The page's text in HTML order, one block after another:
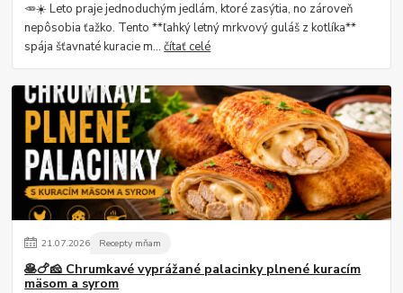
🥕☀️ Leto praje jednoduchým jedlám, ktoré zasýtia, no zároveň
nepôsobia ťažko. Tento **ľahký letný mrkvový guláš z kotlíka**
spája šťavnaté kuracie m...čítať celé
21.07.2026 Recepty mňam
🥞🍗🧀 Chrumkavé vyprážané palacinky plnené kuracím
mäsom a syrom